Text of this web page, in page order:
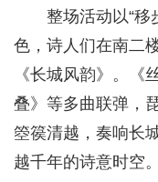
整场活动以“移
色，诗人们在南二
《长城风韵》。《
叠》等多曲联弹，
箜篌清越，奏响长
越千年的诗意时空